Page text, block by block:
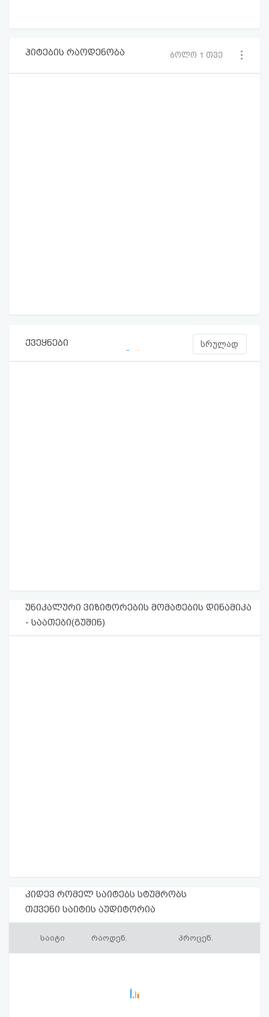
ჰიტების რაოდენობა ბოლო 1 თვე
ქვეყნები სრულად
უნიკალური ვიზიტორების მომატების დინამიკა
- საათები(გუშინ)
კიდევ რომელ საიტებს სტუმრობს
თქვენი საიტის აუდიტორია
საიტი რაოდენ. პროცენ.